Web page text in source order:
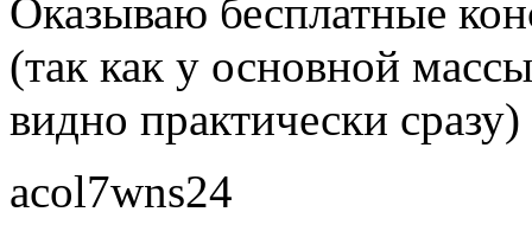
Оказываю бесплатные
(так как у основной
видно практически сразу)
acol7wns24